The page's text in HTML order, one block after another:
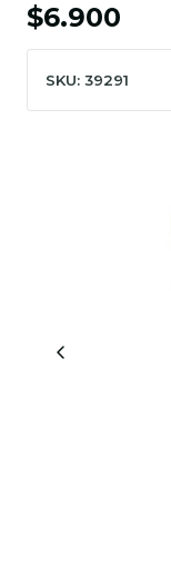
$6.900
SKU: 39291